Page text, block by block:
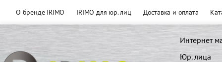
О бренде IRIMO IRIMO для юр. лиц Доставка и оплата
Интернет
Юр. лица